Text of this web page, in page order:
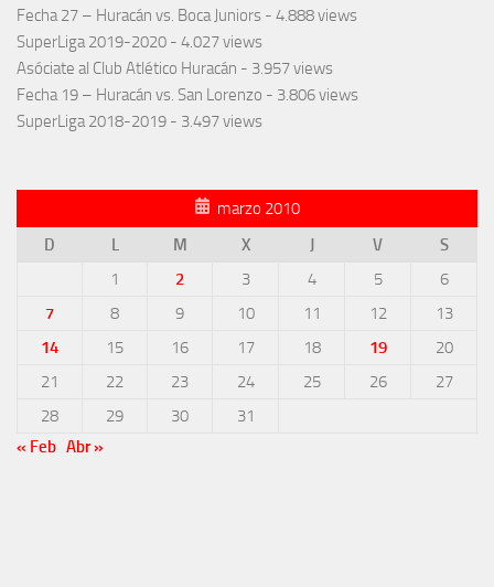
Fecha 27 – Huracán vs. Boca Juniors - 4.888 views
SuperLiga 2019-2020 - 4.027 views
Asóciate al Club Atlético Huracán - 3.957 views
Fecha 19 – Huracán vs. San Lorenzo - 3.806 views
SuperLiga 2018-2019 - 3.497 views
marzo 2010
D
L M X J V
S
1
2 3 4 5
6
7
8 9 10 11 12
13
14
15 16 17 18 19
20
21
22 23 24 25 26
27
28
29 30
31
« Feb Abr »